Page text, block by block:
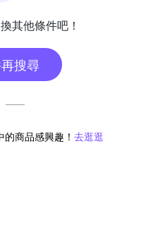
其他條件吧！
搜尋
商品感興趣！ 去逛逛